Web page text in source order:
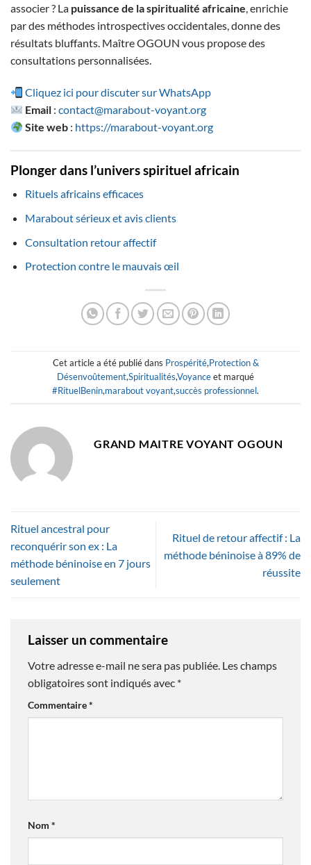
associer ? La puissance de la spiritualité africaine, enrichie
par des méthodes introspectives occidentales, donne des
résultats bluffants. Maître OGOUN vous propose des
consultations personnalisées.
Cliquez ici pour discuter sur WhatsApp
Email :contact@marabout-voyant.org
Site web : https://marabout-voyant.org
Plonger dans l’univers spirituel africain
Rituels africains efficaces
Marabout sérieux et avis clients
Consultation retour affectif
Protection contre le mauvais œil
Cet article a été publié dans Prospérité,Protection &
Désenvoûtement,Spiritualités,Voyanceet marqué
#RituelBenin,marabout voyant,succès professionnel.
GRAND MAITRE VOYANT OGOUN
Rituel ancestral pour
reconquérir son ex : La
méthode béninoise en 7 jours
seulement
Rituel de retour affectif : La
méthode béninoise à 89% de
réussite
Laisser un commentaire
Votre adresse e-mail ne sera pas publiée. Les champs
obligatoires sont indiqués avec *
Commentaire*
Nom *